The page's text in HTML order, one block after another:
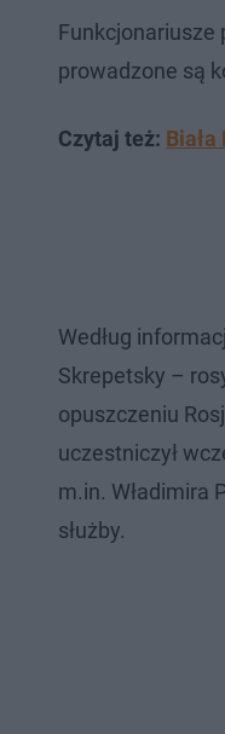
Funkcjonariusze
prowadzone są
Czytaj też:
Według
Skrepetsky –
opuszczeniu
uczestniczył
m.in. Władimira
służby.